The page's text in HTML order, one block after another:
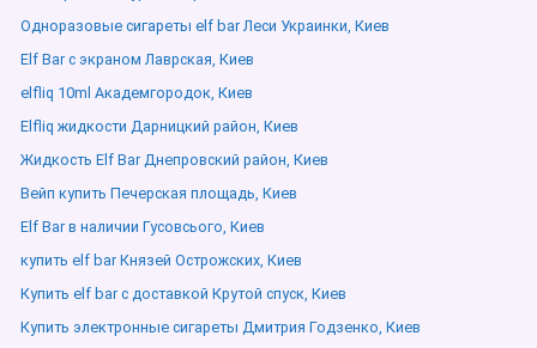
Одноразовые сигареты elf bar Леси Украинки, Киев
Elf Bar с экраном Лаврская, Киев
elfliq 10ml Академгородок, Киев
Elfliq жидкости Дарницкий район, Киев
Жидкость Elf Bar Днепровский район, Киев
Вейп купить Печерская площадь, Киев
Elf Bar в наличии Гусовсього, Киев
купить elf bar Князей Острожских, Киев
Купить elf bar с доставкой Крутой спуск, Киев
Купить электронные сигареты Дмитрия Годзенко, Киев